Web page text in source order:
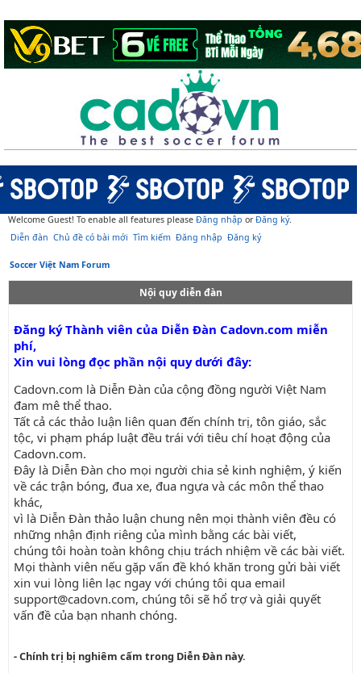
Welcome Guest! To enable all features please Đăng nhập orĐăng ký.
Diễn đàn Chủ đề có bài mới Tìm kiếm Đăng nhập Đăng ký
Soccer Việt Nam Forum
Nội quy diễn đàn
Đăng ký Thành viên của Diễn Đàn Cadovn.com miễn
phí,
Xin vui lòng đọc phần nội quy dưới đây:
Cadovn.com là Diễn Đàn của cộng đồng người Việt Nam
đam mê thể thao.
Tất cả các thảo luận liên quan đến chính trị, tôn giáo, sắc
tộc, vi phạm pháp luật đều trái với tiêu chí hoạt động của
Cadovn.com.
Đây là Diễn Đàn cho mọi người chia sẻ kinh nghiệm, ý kiến
về các trận bóng, đua xe, đua ngựa và các môn thể thao
khác,
vì là Diễn Đàn thảo luận chung nên mọi thành viên đều có
những nhận định riêng của mình bằng các bài viết,
chúng tôi hoàn toàn không chịu trách nhiệm về các bài viết.
Mọi thành viên nếu gặp vấn đề khó khăn trong gửi bài viết
xin vui lòng liên lạc ngay với chúng tôi qua email
support@cadovn.com, chúng tôi sẽ hổ trợ và giải quyết
vấn đề của bạn nhanh chóng.
- Chính trị bị nghiêm cấm trong Diễn Đàn này.